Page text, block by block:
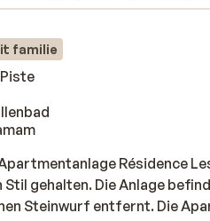
familie
Résidence
Stil gehalten. Die Anlage
Steinwurf entfernt. Die